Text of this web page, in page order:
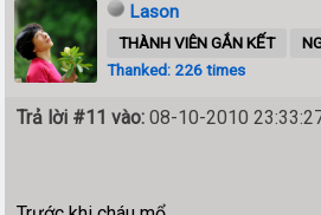
Lason
THÀNH VIÊN GẮN KẾT
Thanked: 226 times
Trả lời #11 vào: 08-10-2010